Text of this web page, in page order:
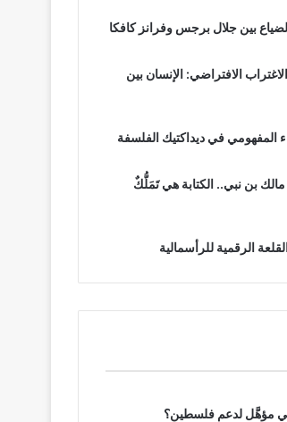
بين جلال برجس وفرانز كافكا
الافتراضي: الإنسان بين
المفهومي في ديداكتيك الفلسفة
بن نبي.. الكتابة هي تَمَلُّكٌ
الرقمية للرأسمالية
مؤهَّل لدعم فلسطين؟